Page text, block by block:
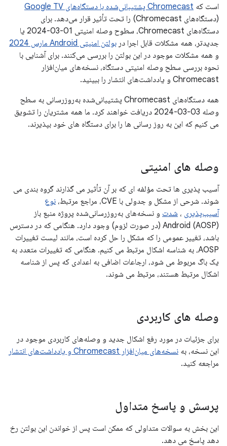
است که Chromecast پشتیبانی‌شده با دستگاه‌های Google TV
(دستگاه‌های Chromecast) را تحت تأثیر قرار می‌دهد. برای
دستگاه‌های Chromecast، سطوح وصله امنیتی 01-03-2024 یا
جدیدتر، همه مشکلات قابل اجرا در بولتن امنیتی Android مارس 2024
و همه مشکلات موجود در این بولتن را بررسی می‌کنند. برای آشنایی با
نحوه بررسی سطح وصله امنیتی دستگاه، نسخه‌های میان‌افزار
Chromecast و یادداشت‌های انتشار را ببینید.
همه دستگاه‌های Chromecast پشتیبانی‌شده به‌روزرسانی به سطح
وصله 03-03-2024 دریافت خواهند کرد. ما همه مشتریان را تشویق
می کنیم که این به روز رسانی ها را برای دستگاه های خود بپذیرند.
وصله های امنیتی
آسیب پذیری ها تحت مؤلفه ای که بر آن تأثیر می گذارند گروه بندی می
شوند. شرحی از مشکل و جدولی با CVE، مراجع مرتبط،
نوع
آسیب‌پذیری ، شدت و نسخه‌های به‌روزرسانی‌شده پروژه منبع باز
Android (AOSP) (در صورت لزوم) وجود دارد. هنگامی که در دسترس
باشد، تغییر عمومی را که مشکل را حل کرده است، مانند لیست تغییرات
AOSP، به شناسه اشکال مرتبط می کنیم. هنگامی که تغییرات متعدد به
یک باگ مربوط می شود، ارجاعات اضافی به اعدادی که پس از شناسه
اشکال مرتبط هستند، مرتبط می شوند.
وصله های کاربردی
برای جزئیات در مورد رفع اشکال جدید و وصله‌های کاربردی موجود در
این نسخه، به نسخه‌های میان‌افزار Chromecast و یادداشت‌های انتشار
مراجعه کنید.
پرسش و پاسخ متداول
این بخش به سوالات متداولی که ممکن است پس از خواندن این بولتن رخ
دهد پاسخ می دهد.